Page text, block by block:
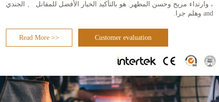
، وارتداء مريح وحسن المظهر. هو بالتأكيد الخيار الأفضل للمقاتل 、 الجندي
and وهلم جرا.
Read More >> Customer evaluation